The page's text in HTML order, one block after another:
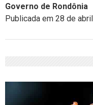
Governo de Rondônia
Publicada em 28 de